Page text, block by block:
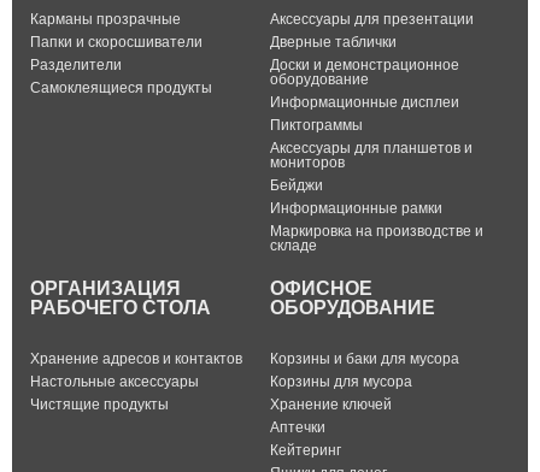
Карманы прозрачные
Папки и скоросшиватели
Разделители
Самоклеящиеся продукты
Аксессуары для презентации
Дверные таблички
Доски и демонстрационное
оборудование
Информационные дисплеи
Пиктограммы
Аксессуары для планшетов и
мониторов
Бейджи
Информационные рамки
Маркировка на производстве и
складе
ОРГАНИЗАЦИЯ
РАБОЧЕГО СТОЛА
Хранение адресов и контактов
Настольные аксессуары
Чистящие продукты
ОФИСНОЕ
ОБОРУДОВАНИЕ
Корзины и баки для мусора
Корзины для мусора
Хранение ключей
Аптечки
Кейтеринг